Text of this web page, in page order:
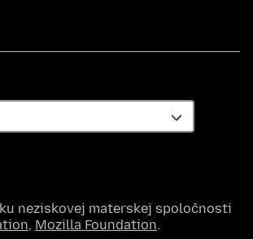
neziskovej materskej spoločnosti
, Mozilla Foundation.